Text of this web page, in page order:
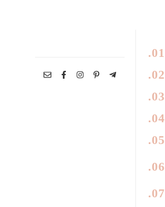
.01
.02
.03
.04
.05
.06
.07